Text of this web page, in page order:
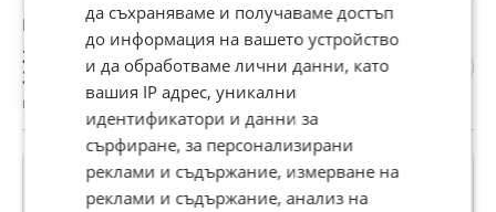
Кенгуру Chicco You and me
20 €
39,12 лв
гр. Павликени, Велико Търново, днес, 15:19
да съхраняваме и получаваме достъп
до информация на вашето устройство
и да обработваме лични данни, като
вашия IP адрес, уникални
идентификатори и данни за
сърфиране, за персонализирани
реклами и съдържание, измерване на
реклами и съдържание, анализ на